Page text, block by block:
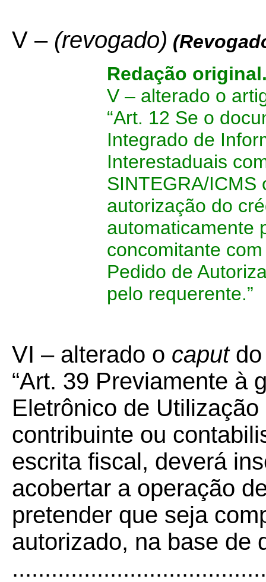
V – (revogado)
Redação
V – alterado o
“Art. 12 Se o
Integrado de
Interestaduais
SINTEGRA/ICMS
autorização do
automaticamente
concomitante
Pedido de
pelo requerente.”
VI – alterado o caputdo
“Art. 39 Previamente à
Eletrônico de
contribuinte ou
escrita fiscal, deverá
acobertar a operação
pretender que seja
autorizado, na base de